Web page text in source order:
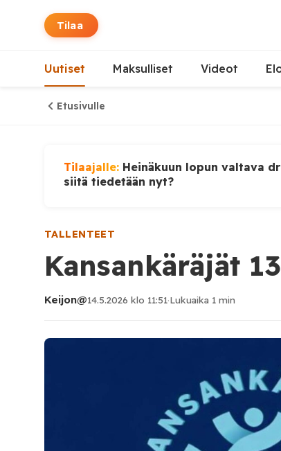
Tilaa
Uutiset Maksulliset Videot
Etusivulle
Tilaajalle: Heinäkuun lopun valtava
siitä tiedetään nyt?
TALLENTEET
Kansankäräjät
Keijon@14.5.2026 klo 11:51·Lukuaika 1 min